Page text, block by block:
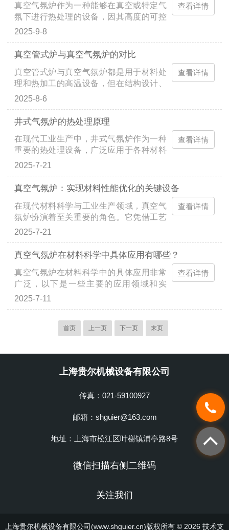
气氛及惰性气体，但在氧化性气...
势真空气氛炉的核心优势在于其能够在真
空和多种气氛条件下进行材料处理。真空
环境能够有效避免材料在高温下的氧化和
污染，这对于许多对氧气敏感的材料，如
金属和半导体，尤为重要。例如，在制备
环境可以确保材料的纯度和性能不受外界
杂质的影响...
真空气氛炉作为一种能够在真空或特定气
氛下进行热处理的设备，因其高度的可控
性和灵活性，成为了材料科学研究和工业
科学中的重要应用及其如何实现精准热处
理。工作原理真空气氛炉结合了真空技术
和气氛控制技术，能够在多种环境下进行
热处理。其工作原理基于以下几个核心部
分：真空系统：通过真空泵将炉腔内的空
少材料表面的氧化，提高材料的纯度和性
能。同时，真空环境也有助于提高热处理
的效率，因为真空中的热传导主要通过辐
射进行，减少...
2025-9-8
查看详情
真空管式炉与真空气氛炉的对比
真空管式炉与真空气氛炉都是用于材料处
理和热加工的高温设备，但在结构设计、
气氛控制、应用场景等方面存在显著差
设计炉体紧凑，以管状结构为主，通常由
炉体、加热元件、炉管、真空及气氛控制
系统、温控系统组成。结构形式多样，有
箱式、升降式等，通常由炉体、加热室、
真空系统、充放气系统、风冷循环系统、
或简单的惰性气体保护气氛（如氩气、氮
气），用于防止样品氧化。气氛控制更灵
活多样，可充入氢气、氧气、一氧化碳等
多种气体，实现...
2025-8-6
查看详情
井式气氛炉的热处理原理
在现代工业生产中，井式气氛炉作为一种
重要的热处理设备，广泛应用于各种材料
的加工和处理。其设计和先进的技术使得
提高材料的性能和质量。气氛炉的热处理
原理主要涉及以下几个关键方面：温度控
制、气氛控制和热处理工艺。一、温度控
制温度是热处理过程中最重要的参数之
一，它直接影响材料的物理和化学性质。
确地控制炉内的温度。这种温度控制系统
监测和调整炉内的温度，确保其始终保持
在设定的范围内...
2025-7-21
查看详情
真空气氛炉：实现材料性能优化的关键设备
在现代材料科学与工业生产领域，真空气
氛炉扮演着至关重要的角色。它凭借工艺
环境，为材料性能的优化提供了坚实保
段。真空气氛炉的核心优势在于其能够创
造高度可控的加工氛围。在真空状态下，
炉内气压极低，这有效避免了材料在高温
加热过程中与空气中的氧气、水蒸气等杂
质发生反应。例如，在金属材料的热处理
降、性能受损。而气氛炉的真空环境宛如
加热过程中保持...
2025-7-21
查看详情
真空气氛炉在材料科学中具体应用有哪些？
真空气氛炉在材料科学中的具体应用非常
广泛，以下是一些主要的应用领域和实
例：1.金属材料处理热处理：用于金属材
学性能和耐腐蚀性。例如，不锈钢的固溶
提高合金的性能。熔炼及提纯：用于难熔
真空环境去除杂质，制备高纯度金属。2.
2025-7-11
查看详情
首页 上一页 下一页 末页
上海贵尔机械设备有限公司
传真：021-59100927
邮箱：shguier@163.com
地址：上海市松江区叶榭镇浦亭路8号
微信扫描右侧二维码
关注我们
上海贵尔机械设备有限公司(www.shguier.cn)版权所有 © 2026 技术支